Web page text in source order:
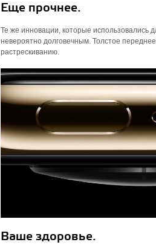
Еще прочнее.
Те же инновации, которые использовались
невероятно долговечным. Толстое
растрескиванию.
Ваше здоровье.